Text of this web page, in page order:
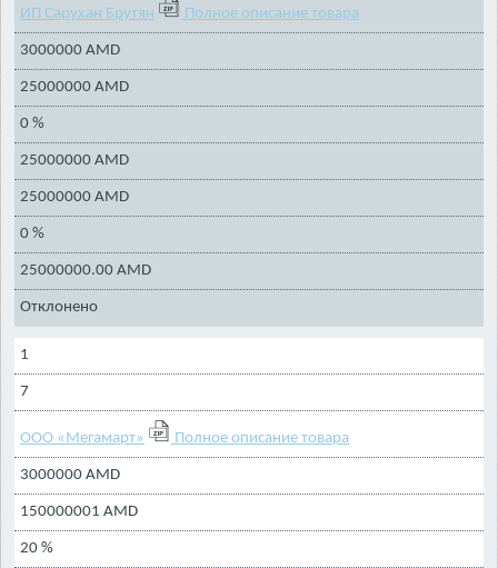
ИП Сарухан Брутян Полное описание товара
3000000 AMD
25000000 AMD
0 %
25000000 AMD
25000000 AMD
0 %
25000000.00 AMD
Отклонено
1
7
ООО «Мегамарт» Полное описание товара
3000000 AMD
150000001 AMD
20 %